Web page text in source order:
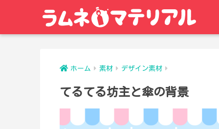
ホーム 素材 デザイン素材
てるてる坊主と傘の背景